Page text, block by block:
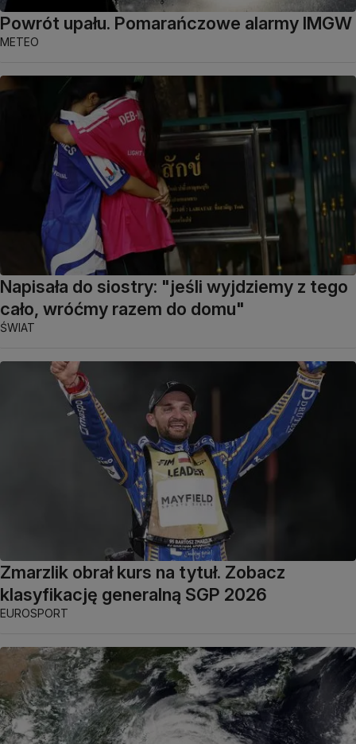
Powrót upału. Pomarańczowe alarmy IMGW
METEO
Napisała do siostry: "jeśli wyjdziemy z tego
cało, wróćmy razem do domu"
ŚWIAT
Zmarzlik obrał kurs na tytuł. Zobacz
klasyfikację generalną SGP 2026
EUROSPORT